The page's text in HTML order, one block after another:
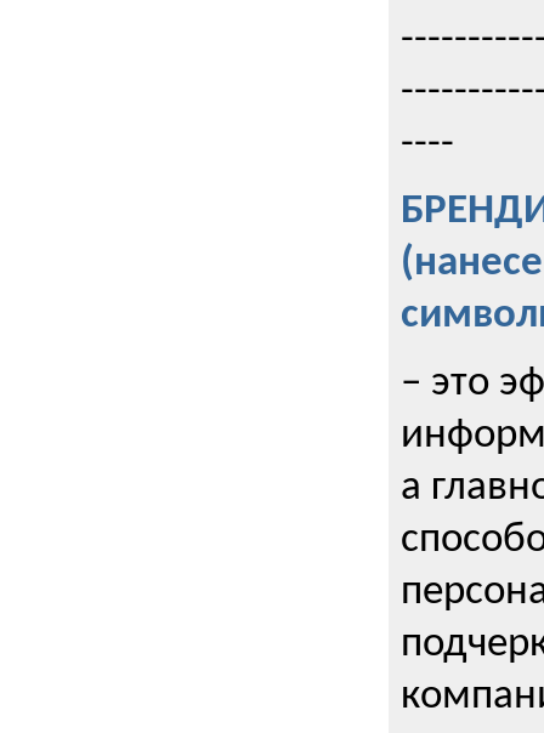
----
– это
а